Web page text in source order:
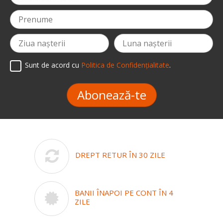
Sunt de acord cu Politica de Confidențialitate.
Abonează-te
DREPT RETUR ÎN 30 ZILE
BANII ÎNAPOI PE CONT ÎN 4
ZILE